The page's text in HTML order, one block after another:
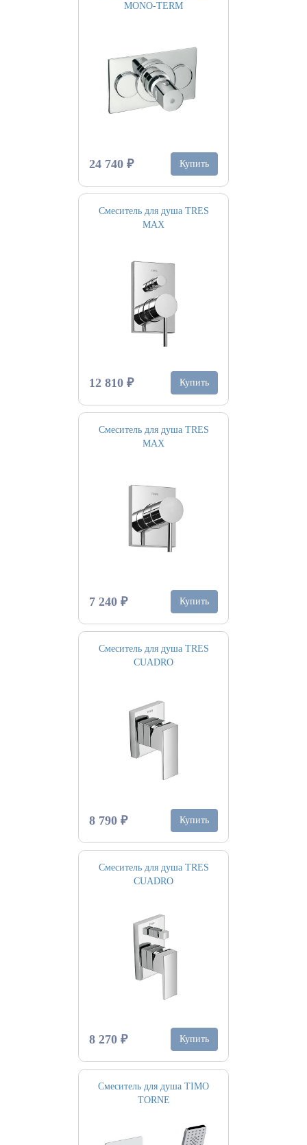
MONO-TERM
24 740 ₽ Купить
Смеситель для душа TRES
MAX
12 810 ₽ Купить
Смеситель для душа TRES
MAX
7 240 ₽ Купить
Смеситель для душа TRES
CUADRO
8 790 ₽ Купить
Смеситель для душа TRES
CUADRO
8 270 ₽ Купить
Смеситель для душа TIMO
TORNE